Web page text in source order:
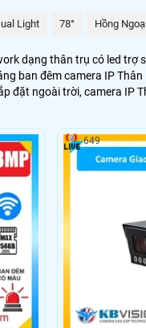
Light 78° Hồng
dạng thân trụ có led trợ
ban đêm camera IP
đặt ngoài trời, camera IP
649